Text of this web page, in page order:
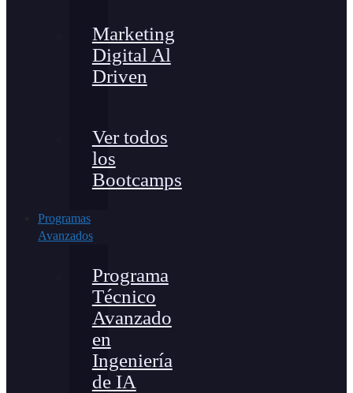
Marketing
Digital Al
Driven
Ver todos
los
Bootcamps
Programas
Avanzados
Programa
Técnico
Avanzado
en
Ingeniería
de IA